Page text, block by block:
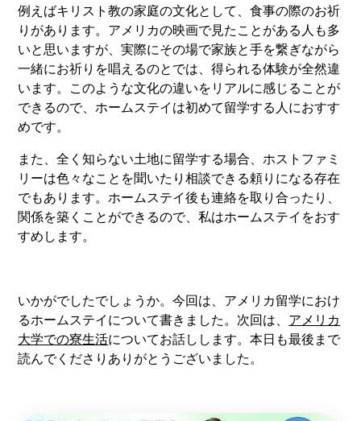
例えばキリスト教の家庭の文化として、食事の際のお祈
りがあります。アメリカの映画で見たことがある人も多
いと思いますが、実際にその場で家族と手を繋ぎながら
一緒にお祈りを唱えるのとでは、得られる体験が全然違
います。このような文化の違いをリアルに感じることが
できるので、ホームステイは初めて留学する人におすす
めです。
また、全く知らない土地に留学する場合、ホストファミ
リーは色々なことを聞いたり相談できる頼りになる存在
でもあります。ホームステイ後も連絡を取り合ったり、
関係を築くことができるので、私はホームステイをおす
すめします。
いかがでしたでしょうか。今回は、アメリカ留学におけ
るホームステイについて書きました。次回は、 アメリカ
大学での寮生活についてお話しします。本日も最後まで
読んでくださりありがとうございました。